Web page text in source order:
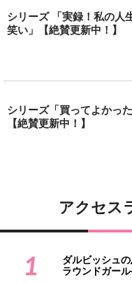
シリーズ 「実録！私の人
笑い」【絶賛更新中！】
シリーズ「買ってよかった
【絶賛更新中！】
アクセス
1
ダルビッシュ
ラウンドガー